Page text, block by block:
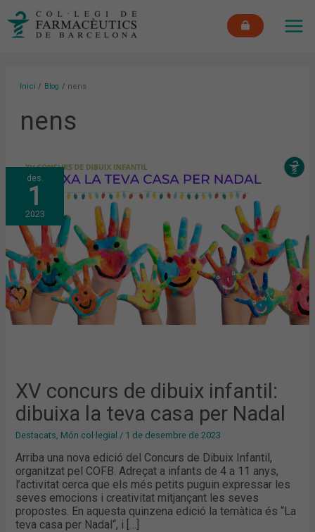
Inici Blog nens
nens
des.
1
2023
XV concurs de dibuix infantil:
dibuixa la teva casa per Nadal
Destacats, Món col·legial / 1 de desembre de 2023
Arriba una nova edició del Concurs de Dibuix Infantil,
organitzat pel COFB. Adreçat a infants de 4 a 11 anys,
l’activitat cerca que els més petits puguin expressar les
seves emocions i creativitat mitjançant les seves
propostes. En aquesta quinzena edició la temàtica és “La
teva casa per Nadal“, i […]
XV
CONCURS
DE
INFANTIL:
DIBUIXA
LA
TEVA
CASA
PER
NADAL